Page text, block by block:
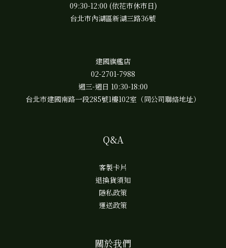
09:30-12:00 (依花市休市日)
台北市內湖區新湖三路36號
建國旗艦店
02-2701-7988
週三-週日 10:30-18:00
台北市建國南路一段285號1樓102室（同公司聯絡地址）
Q&A
客製卡片
退換貨須知
隱私政策
運送政策
關於我們